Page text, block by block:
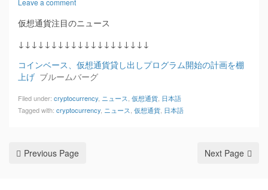
Leave a comment
仮想通貨注目のニュース
↓↓↓↓↓↓↓↓↓↓↓↓↓↓↓↓↓↓↓↓
コインベース、仮想通貨貸し出しプログラム開始の計画を棚
上げ ブルームバーグ
Filed under: cryptocurrency ニュース 仮想通貨 日本語
Tagged with: cryptocurrency ニュース 仮想通貨 日本語
Previous Page Next Page